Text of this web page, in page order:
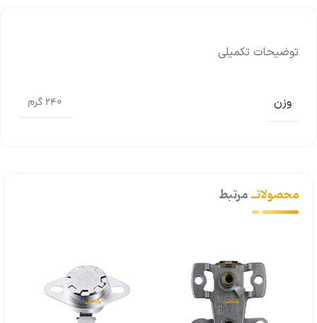
توضیحات تکمیلی
وزن 240 گرم
محصولاتــمرتبط